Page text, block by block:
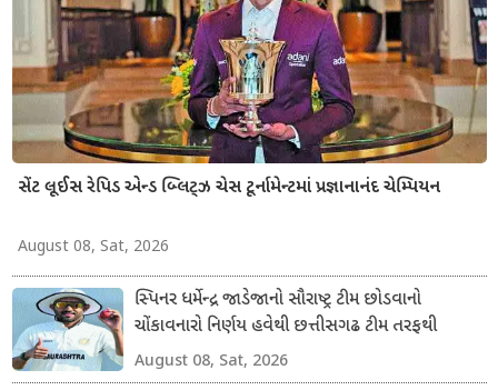
સેંટ લૂઈસ રેપિડ એન્ડ બ્લિટ્ઝ ચેસ ટૂર્નામેન્ટમાં પ્રજ્ઞાનાનંદ ચેમ્પિયન
August 08, Sat, 2026
સ્પિનર ધર્મેન્દ્ર જાડેજાનો સૌરાષ્ટ્ર ટીમ છોડવાનો
ચોંકાવનારો નિર્ણય હવેથી છત્તીસગઢ ટીમ તરફથી
ડોમેસ્ટિક ક્રિકેટ રમશે
August 08, Sat, 2026